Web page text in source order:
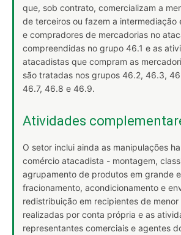
que, sob contrato, comercializam a
de terceiros ou fazem a intermediação
e compradores de mercadorias no
compreendidas no grupo 46.1 e as
atacadistas que compram as
são tratadas nos grupos 46.2, 46.3,
46.7, 46.8 e 46.9.
Atividades
O setor inclui ainda as manipulações
comércio atacadista - montagem,
agrupamento de produtos em grande
fracionamento, acondicionamento e
redistribuição em recipientes de
realizadas por conta própria e as
representantes comerciais e agentes